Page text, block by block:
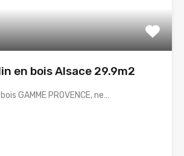
en bois Alsace 29.9m2
GAMME PROVENCE, ne…